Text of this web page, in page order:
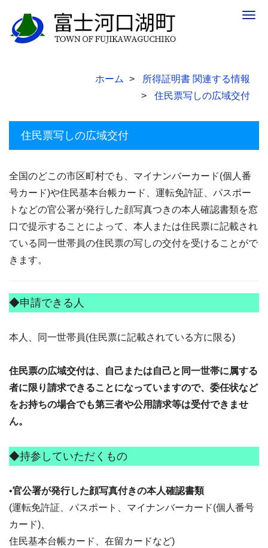
ホーム
所得証明書 関連する情報
住民票写しの広域交付
住民票写しの広域交付
全国のどこの市区町村でも、マイナンバーカード(個人番
号カード)や住民基本台帳カード、運転免許証、パスポー
トなどの官公署が発行した顔写真つきの本人確認書類を窓
口で提示することによって、本人または住民票に記載され
ている同一世帯員の住民票の写しの交付を受けることがで
きます。
◆申請できる人
本人、同一世帯員(住民票に記載されている方に限る)
住民票の広域交付は、自己または自己と同一世帯に属する
者に限り請求できることになっていますので、委任状など
をお持ちの場合でも第三者や公用請求等は受付できませ
ん。
◆持参していただくもの
•官公署が発行した顔写真付きの本人確認書類
(運転免許証、パスポート、マイナンバーカード(個人番号
カード)、
住民基本台帳カード、在留カードなど)